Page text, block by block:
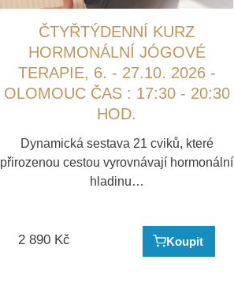
ČTYŘTÝDENNÍ KURZ
HORMONÁLNÍ JÓGOVÉ
TERAPIE, 6. - 27.10. 2026 -
OLOMOUC ČAS : 17:30 - 20:30
HOD.
Dynamická sestava 21 cviků, které
přirozenou cestou vyrovnávají hormonální
hladinu…
2 890 Kč Koupit